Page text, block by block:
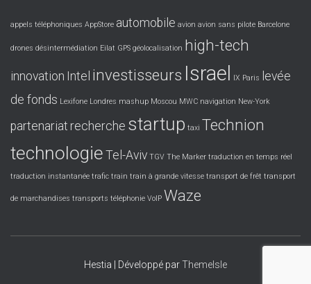
appels téléphoniques AppStore automobile avion avion sans pilote Barcelone
drones désintermédiation Eilat GPS géolocalisation high-tech
innovation Intel investisseurs Israel IX Paris
levée
de fonds Lexifone Londres mashup Moscou MWC navigation New-York
partenariat recherche startup taxi Technion
technologie Tel-Aviv TGV The Marker traduction en temps réel
traduction instantanée trafic train train à grande vitesse transport de frêt transport
de marchandises transports téléphonie VoIP Waze
Hestia | Développé parThemeIsle